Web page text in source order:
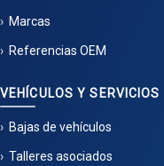
Marcas
Referencias OEM
VEHÍCULOS Y SERVICIOS
Bajas de vehículos
Talleres asociados